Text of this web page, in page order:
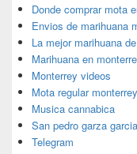
Donde comprar mota
Envios de marihuana
La mejor marihuana
Marihuana en
Monterrey videos
Mota regular monterrey
Musica cannabica
San pedro garza
Telegram